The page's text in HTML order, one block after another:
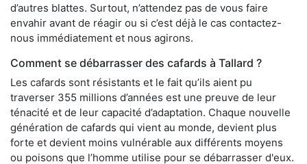
d’autres blattes. Surtout, n’attendez pas de vous faire
envahir avant de réagir ou si c’est déjà le cas contactez-
nous immédiatement et nous agirons.
Comment se débarrasser des cafards à Tallard ?
Les cafards sont résistants et le fait qu’ils aient pu
traverser 355 millions d’années est une preuve de leur
ténacité et de leur capacité d’adaptation. Chaque nouvelle
génération de cafards qui vient au monde, devient plus
forte et devient moins vulnérable aux différents moyens
ou poisons que l’homme utilise pour se débarrasser d'eux.